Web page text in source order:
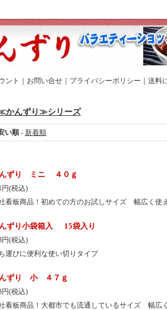
ント お問い合せ プライバシーポリシー 送料
かんずり≫シリーズ
い順 - 新着順
ずり ミニ ４０ｇ
円(税込)
看板商品！初めての方のお試しサイズ 幅広く使
ずり小袋箱入 15袋入り
円(税込)
運びに便利な使い切りタイプ
ずり 小 ４７ｇ
円(税込)
看板商品！大都市でも流通しているサイズ 幅広